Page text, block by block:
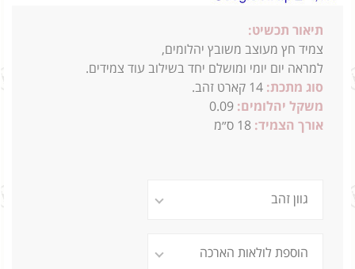
תיאור תכשיט:
צמיד חץ מעוצב משובץ יהלומים,
למראה יום יומי ומושלם יחד בשילוב עוד צמידים.
סוג מתכת: 14 קארט זהב.
משקל יהלומים: 0.09
אורך הצמיד: 18 ס״מ